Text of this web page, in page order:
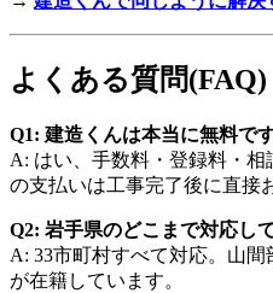
よくある質問(FAQ)
Q1: 建造くんは本当に無料で
A: はい、手数料・登録料・
の支払いは工事完了後に直接
Q2: 岩手県のどこまで対応し
A: 33市町村すべて対応。山
が在籍しています。